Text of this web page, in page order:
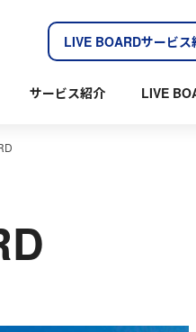
LIVE BOARDサービス
サービス紹介 LIVE